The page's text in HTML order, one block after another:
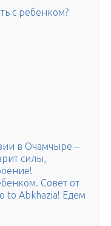
с ребенком?
в Очамчыре –
силы,
Совет от
to Abkhazia! Едем